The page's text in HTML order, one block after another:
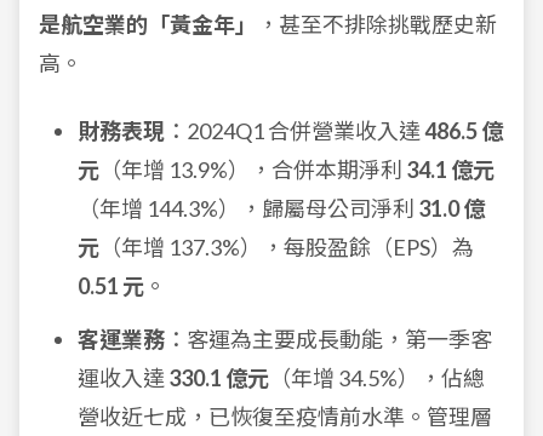
是航空業的「黃金年」
，甚至不排除挑戰歷史新
高。
財務表現 ：2024Q1 合併營業收入達486.5 億
元 （年增 13.9%），合併本期淨利 34.1 億元
（年增 144.3%），歸屬母公司淨利 31.0 億
元 （年增 137.3%），每股盈餘（EPS）為
0.51 元 。
客運業務 ：客運為主要成長動能，第一季客
運收入達 330.1 億元 （年增 34.5%），佔總
營收近七成，已恢復至疫情前水準。管理層